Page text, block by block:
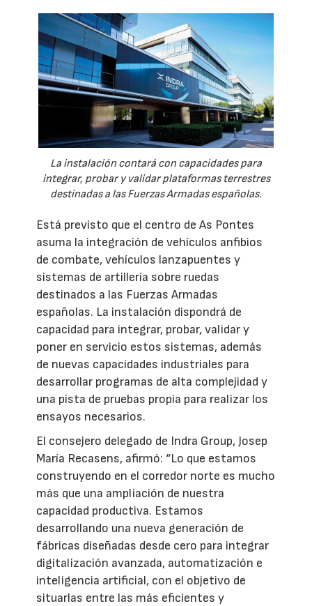
La instalación contará con capacidades para
integrar, probar y validar plataformas terrestres
destinadas a las Fuerzas Armadas españolas.
Está previsto que el centro de As Pontes
asuma la integración de vehículos anfibios
de combate, vehículos lanzapuentes y
sistemas de artillería sobre ruedas
destinados a las Fuerzas Armadas
españolas. La instalación dispondrá de
capacidad para integrar, probar, validar y
poner en servicio estos sistemas, además
de nuevas capacidades industriales para
desarrollar programas de alta complejidad y
una pista de pruebas propia para realizar los
ensayos necesarios.
El consejero delegado de Indra Group, Josep
María Recasens, afirmó: “Lo que estamos
construyendo en el corredor norte es mucho
más que una ampliación de nuestra
capacidad productiva. Estamos
desarrollando una nueva generación de
fábricas diseñadas desde cero para integrar
digitalización avanzada, automatización e
inteligencia artificial, con el objetivo de
situarlas entre las más eficientes y